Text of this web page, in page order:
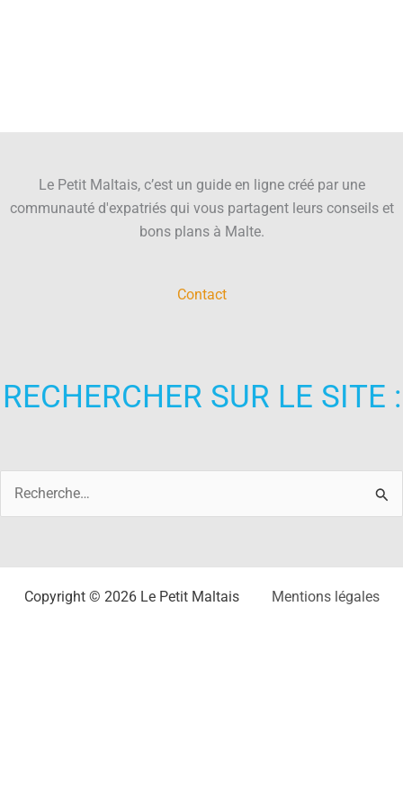
Le Petit Maltais, c’est un guide en ligne créé par une
communauté d'expatriés qui vous partagent leurs conseils et
bons plans à Malte.
Contact
RECHERCHER SUR LE SITE :
Rechercher :
Copyright © 2026 Le Petit Maltais Mentions légales